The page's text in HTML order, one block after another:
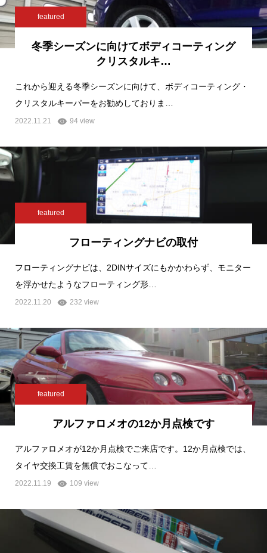
featured
冬季シーズンに向けてボディコーティング
クリスタルキ…
これから迎える冬季シーズンに向けて、ボディコーティング・
クリスタルキーパーをお勧めしておりま…
2022.11.21 94 view
featured
フローティングナビの取付
フローティングナビは、2DINサイズにもかかわらず、モニター
を浮かせたようなフローティング形…
2022.11.20 232 view
featured
アルファロメオの12か月点検です
アルファロメオが12か月点検でご来店です。12か月点検では、
タイヤ交換工賃を無償でおこなって…
2022.11.19 109 view